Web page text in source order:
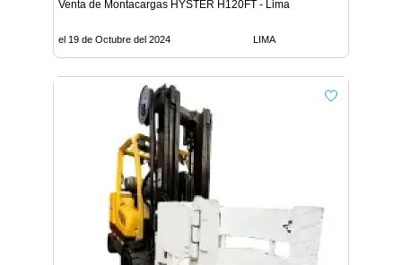
Venta de Montacargas HYSTER H120FT - Lima
el 19 de Octubre del 2024 LIMA